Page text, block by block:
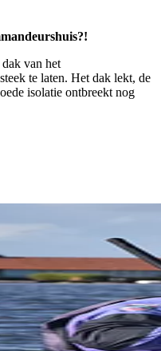
van het
te laten. Het dak lekt, de
isolatie ontbreekt nog